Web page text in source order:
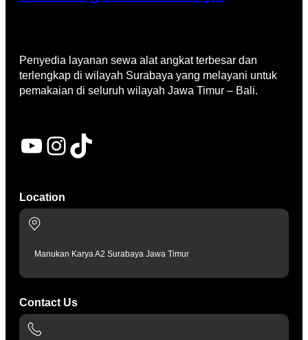
Penyedia layanan sewa alat angkat terbesar dan
terlengkap di wilayah Surabaya yang melayani untuk
pemakaian di seluruh wilayah Jawa Timur – Bali.
YouTube Instagram TikTok
Location
Manukan Karya A2 Surabaya Jawa Timur
Contact Us